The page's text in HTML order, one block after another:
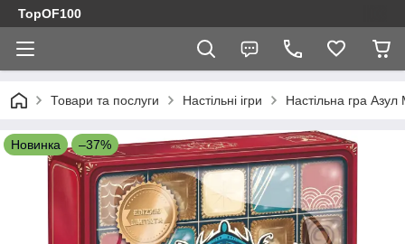
TopOF100
Товари та послуги Настільні ігри Настільна гра
Новинка –37%